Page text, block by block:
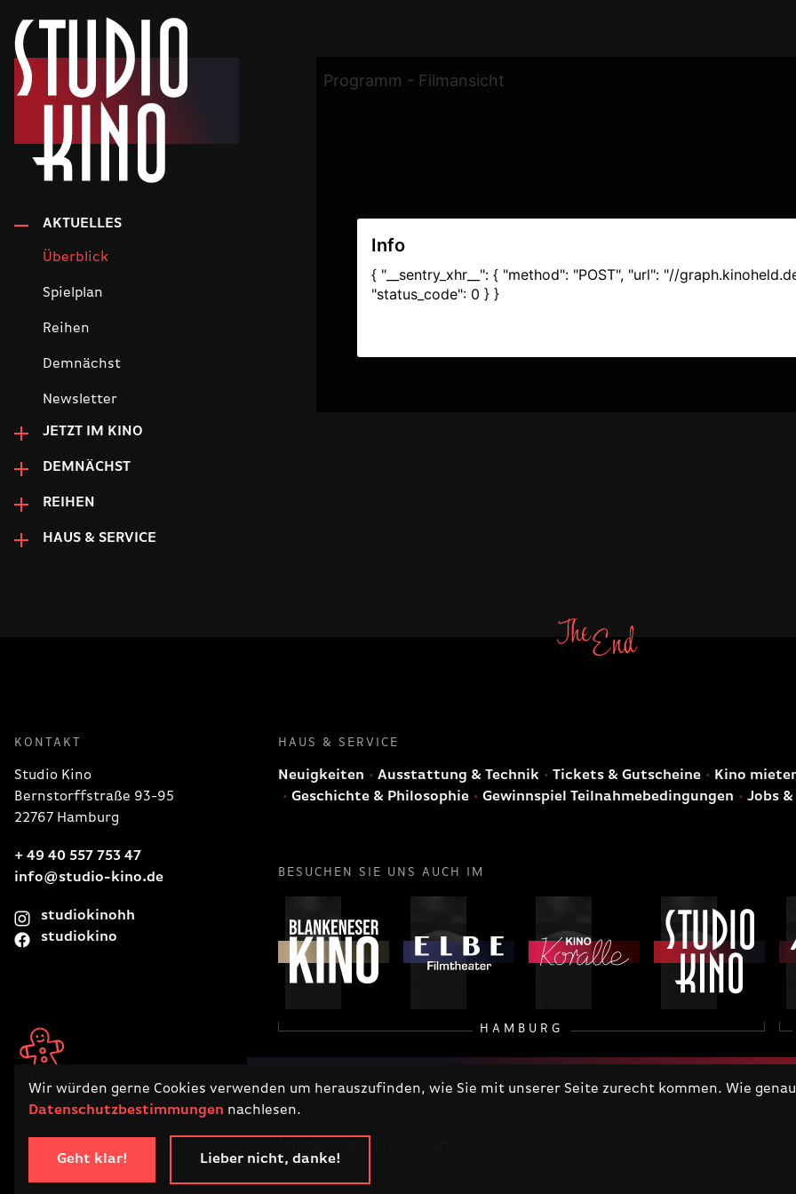
Wir würden gerne Cookies verwenden um herauszufinden, wie Sie mit unserer Seite zurecht kommen. Wie
Datenschutzbestimmungen nachlesen.
Geht klar! Lieber nicht, danke!
AKTUELLES
Überblick
Spielplan
Reihen
Demnächst
Newsletter
JETZT IM KINO
DEMNÄCHST
REIHEN
HAUS & SERVICE
KONTAKT
Studio Kino
Bernstorffstraße 93-95
22767 Hamburg
+ 49 40 557 753 47
info@studio-kino.de
studiokinohh
studiokino
HAUS & SERVICE
Neuigkeiten Ausstattung & Technik Tickets & Gutscheine
Kino
Geschichte & Philosophie
Gewinnspiel Teilnahmebedingungen Jobs
BESUCHEN SIE UNS AUCH IM
HAMBURG
RECHTLICHES
COPYRIGHT